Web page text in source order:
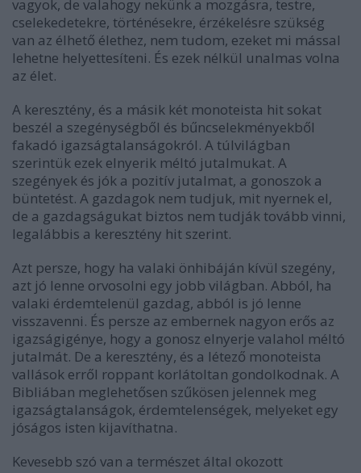
vagyok, de valahogy nekünk a mozgásra, testre,
cselekedetekre, történésekre, érzékelésre szükség
van az élhető élethez, nem tudom, ezeket mi mással
lehetne helyettesíteni. És ezek nélkül unalmas volna
az élet.
A keresztény, és a másik két monoteista hit sokat
beszél a szegénységből és bűncselekményekből
fakadó igazságtalanságokról. A túlvilágban
szerintük ezek elnyerik méltó jutalmukat. A
szegények és jók a pozitív jutalmat, a gonoszok a
büntetést. A gazdagok nem tudjuk, mit nyernek el,
de a gazdagságukat biztos nem tudják tovább vinni,
legalábbis a keresztény hit szerint.
Azt persze, hogy ha valaki önhibáján kívül szegény,
azt jó lenne orvosolni egy jobb világban. Abból, ha
valaki érdemtelenül gazdag, abból is jó lenne
visszavenni. És persze az embernek nagyon erős az
igazságigénye, hogy a gonosz elnyerje valahol méltó
jutalmát. De a keresztény, és a létező monoteista
vallások erről roppant korlátoltan gondolkodnak. A
Bibliában meglehetősen szűkösen jelennek meg
igazságtalanságok, érdemtelenségek, melyeket egy
jóságos isten kijavíthatna.
Kevesebb szó van a természet által okozott